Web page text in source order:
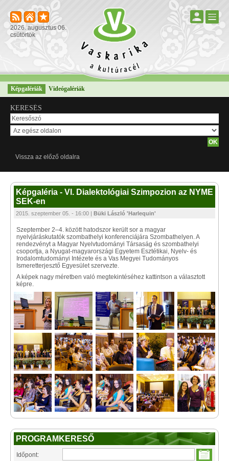
2026. augusztus 06.
csütörtök
Képgalériák Videógalériák
KERESÉS
Vissza az előző oldalra
Képgaléria - VI. Dialektológiai Szimpozion az NYME
SEK-en
2015. szeptember 05. - 16:00 | Büki László 'Harlequin'
Szeptember 2–4. között hatodszor került sor a magyar
nyelvjáráskutatók szombathelyi konferenciájára Szombathelyen. A
rendezvényt a Magyar Nyelvtudományi Társaság és szombathelyi
csoportja, a Nyugat-magyarországi Egyetem Esztétikai, Nyelv- és
Irodalomtudományi Intézete és a Vas Megyei Tudományos
Ismeretterjesztő Egyesület szervezte.
A képek nagy méretben való megtekintéséhez kattintson a választott
képre.
PROGRAMKERESŐ
Időpont: